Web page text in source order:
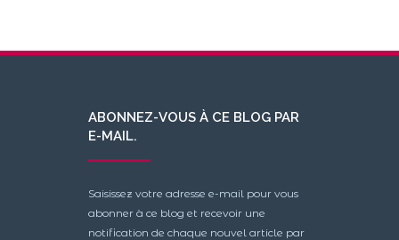
ABONNEZ-VOUS À CE BLOG PAR
E-MAIL.
Saisissez votre adresse e-mail pour vous
abonner à ce blog et recevoir une
notification de chaque nouvel article par